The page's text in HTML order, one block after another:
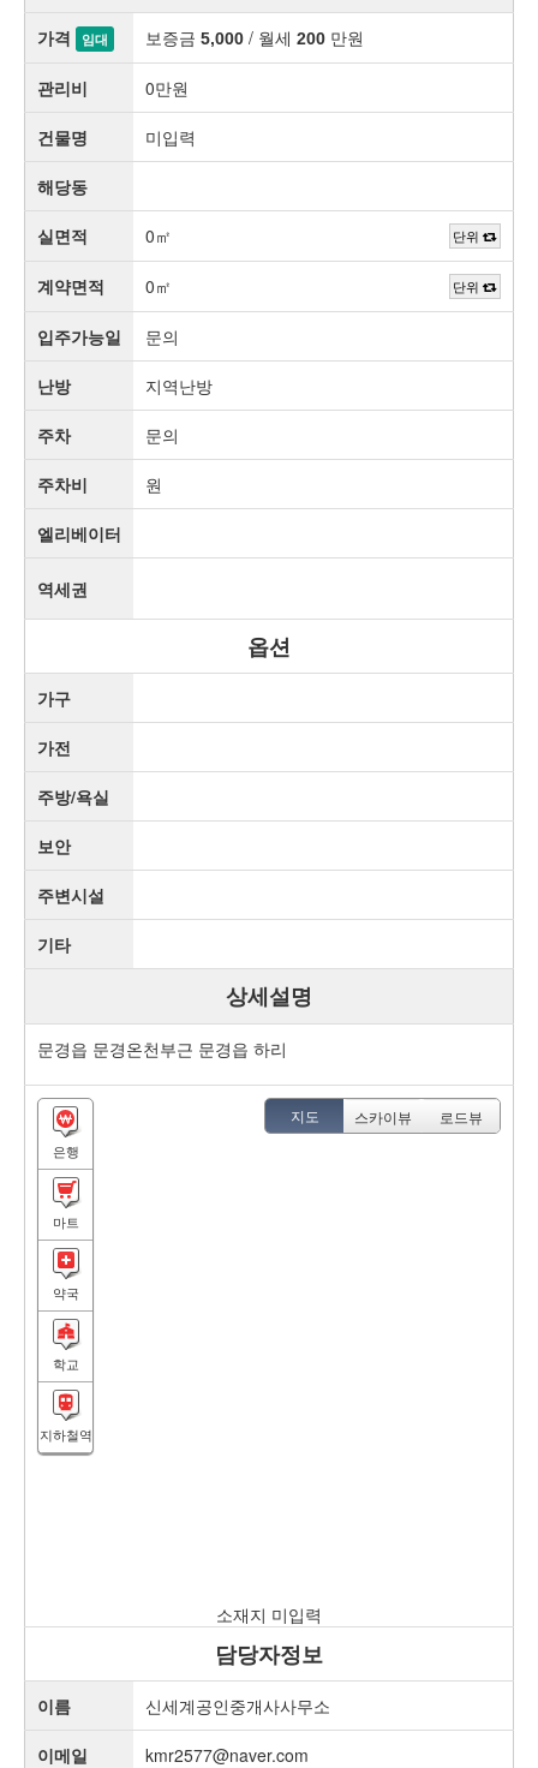
가격 임대 보증금 5,000 / 월세 200 만원
관리비 0만원
건물명 미입력
해당동
실면적 0㎡ 단위
계약면적 0㎡ 단위
입주가능일 문의
난방 지역난방
주차 문의
주차비 원
엘리베이터
역세권
옵션
가구
가전
주방/욕실
보안
주변시설
기타
상세설명
문경읍 문경온천부근 문경읍 하리
지도 스카이뷰 로드뷰
은행
마트
약국
학교
지하철역
소재지 미입력
담당자정보
이름 신세계공인중개사사무소
이메일 kmr2577@naver.com